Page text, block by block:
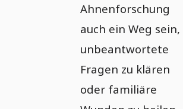
Ahnenforschung
auch ein Weg sein,
unbeantwortete
Fragen zu klären
oder familiäre